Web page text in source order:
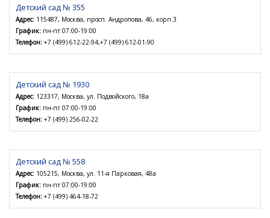
Детский сад № 355
Адрес: 115487, Москва, просп. Андропова, 46, корп.3
График: пн-пт 07:00-19:00
Телефон: +7 (499) 612-22-94,+7 (499) 612-01-90
Детский сад № 1930
Адрес: 123317, Москва, ул. Подвойского, 18а
График: пн-пт 07:00-19:00
Телефон: +7 (499) 256-02-22
Детский сад № 558
Адрес: 105215, Москва, ул. 11-я Парковая, 48а
График: пн-пт 07:00-19:00
Телефон: +7 (499) 464-18-72